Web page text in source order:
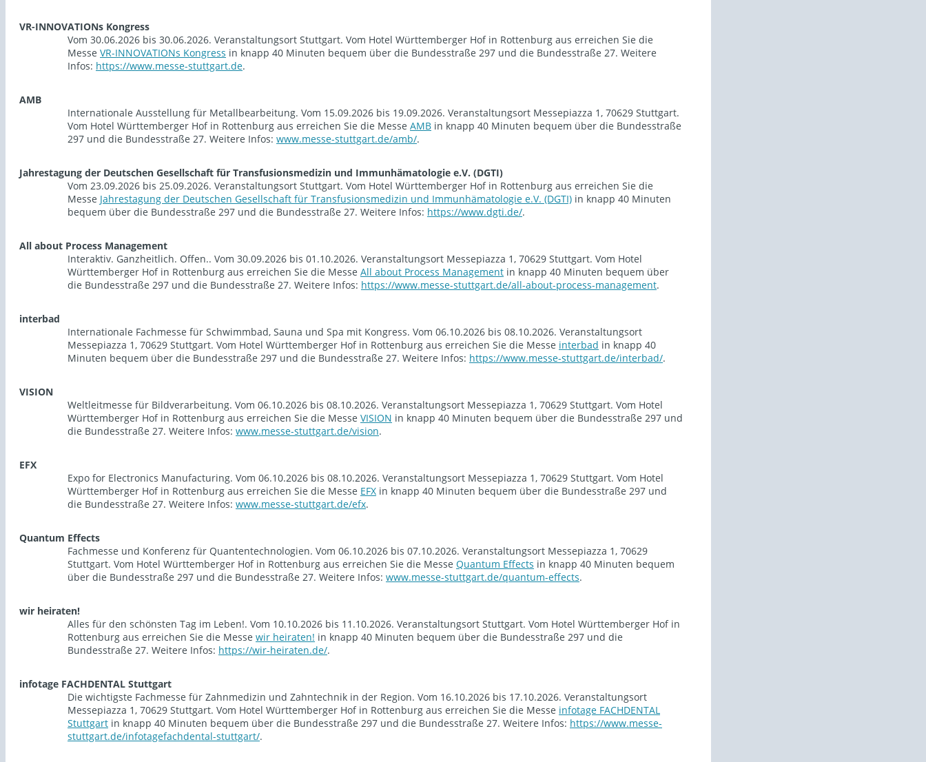
VR-INNOVATIONs Kongress
Vom 30.06.2026 bis 30.06.2026. Veranstaltungsort Stuttgart. Vom Hotel Württemberger Hof in Rottenburg aus erreichen Sie die
Messe VR-INNOVATIONs Kongress in knapp 40 Minuten bequem über die Bundesstraße 297 und die Bundesstraße 27. Weitere
Infos: https://www.messe-stuttgart.de.
AMB
Internationale Ausstellung für Metallbearbeitung. Vom 15.09.2026 bis 19.09.2026. Veranstaltungsort Messepiazza 1, 70629 Stuttgart.
Vom Hotel Württemberger Hof in Rottenburg aus erreichen Sie die Messe AMB in knapp 40 Minuten bequem über die Bundesstraße
297 und die Bundesstraße 27. Weitere Infos: www.messe-stuttgart.de/amb/.
Jahrestagung der Deutschen Gesellschaft für Transfusionsmedizin und Immunhämatologie e.V. (DGTI)
Vom 23.09.2026 bis 25.09.2026. Veranstaltungsort Stuttgart. Vom Hotel Württemberger Hof in Rottenburg aus erreichen Sie die
Messe Jahrestagung der Deutschen Gesellschaft für Transfusionsmedizin und Immunhämatologie e.V. (DGTI) in knapp 40 Minuten
bequem über die Bundesstraße 297 und die Bundesstraße 27. Weitere Infos: https://www.dgti.de/.
All about Process Management
Interaktiv. Ganzheitlich. Offen.. Vom 30.09.2026 bis 01.10.2026. Veranstaltungsort Messepiazza 1, 70629 Stuttgart. Vom Hotel
Württemberger Hof in Rottenburg aus erreichen Sie die Messe All about Process Management in knapp 40 Minuten bequem über
die Bundesstraße 297 und die Bundesstraße 27. Weitere Infos: https://www.messe-stuttgart.de/all-about-process-management.
interbad
Internationale Fachmesse für Schwimmbad, Sauna und Spa mit Kongress. Vom 06.10.2026 bis 08.10.2026. Veranstaltungsort
Messepiazza 1, 70629 Stuttgart. Vom Hotel Württemberger Hof in Rottenburg aus erreichen Sie die Messe interbad in knapp 40
Minuten bequem über die Bundesstraße 297 und die Bundesstraße 27. Weitere Infos: https://www.messe-stuttgart.de/interbad/.
VISION
Weltleitmesse für Bildverarbeitung. Vom 06.10.2026 bis 08.10.2026. Veranstaltungsort Messepiazza 1, 70629 Stuttgart. Vom Hotel
Württemberger Hof in Rottenburg aus erreichen Sie die Messe VISION in knapp 40 Minuten bequem über die Bundesstraße 297 und
die Bundesstraße 27. Weitere Infos: www.messe-stuttgart.de/vision.
EFX
Expo for Electronics Manufacturing. Vom 06.10.2026 bis 08.10.2026. Veranstaltungsort Messepiazza 1, 70629 Stuttgart. Vom Hotel
Württemberger Hof in Rottenburg aus erreichen Sie die Messe EFX in knapp 40 Minuten bequem über die Bundesstraße 297 und
die Bundesstraße 27. Weitere Infos: www.messe-stuttgart.de/efx.
Quantum Effects
Fachmesse und Konferenz für Quantentechnologien. Vom 06.10.2026 bis 07.10.2026. Veranstaltungsort Messepiazza 1, 70629
Stuttgart. Vom Hotel Württemberger Hof in Rottenburg aus erreichen Sie die Messe Quantum Effects in knapp 40 Minuten bequem
über die Bundesstraße 297 und die Bundesstraße 27. Weitere Infos: www.messe-stuttgart.de/quantum-effects.
wir heiraten!
Alles für den schönsten Tag im Leben!. Vom 10.10.2026 bis 11.10.2026. Veranstaltungsort Stuttgart. Vom Hotel Württemberger Hof in
Rottenburg aus erreichen Sie die Messe wir heiraten! in knapp 40 Minuten bequem über die Bundesstraße 297 und die
Bundesstraße 27. Weitere Infos: https://wir-heiraten.de/.
infotage FACHDENTAL Stuttgart
Die wichtigste Fachmesse für Zahnmedizin und Zahntechnik in der Region. Vom 16.10.2026 bis 17.10.2026. Veranstaltungsort
Messepiazza 1, 70629 Stuttgart. Vom Hotel Württemberger Hof in Rottenburg aus erreichen Sie die Messe infotage FACHDENTAL
Stuttgart in knapp 40 Minuten bequem über die Bundesstraße 297 und die Bundesstraße 27. Weitere Infos: https://www.messe-
stuttgart.de/infotagefachdental-stuttgart/.